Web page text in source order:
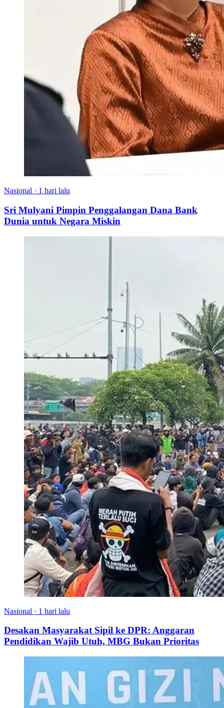
Nasional · 1 hari lalu
Sri Mulyani Pimpin Penggalangan Dana Bank
Dunia untuk Negara Miskin
Nasional · 1 hari lalu
Desakan Masyarakat Sipil ke DPR: Anggaran
Pendidikan Wajib Utuh, MBG Bukan Prioritas